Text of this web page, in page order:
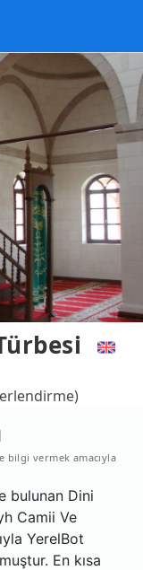
bilgi vermek amacıyla
bulunan Dini
Camii Ve
YerelBot
En kısa